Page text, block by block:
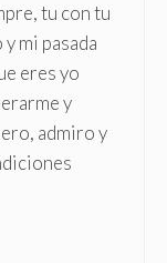
tu con tu
mi pasada
eres yo
y
admiro y